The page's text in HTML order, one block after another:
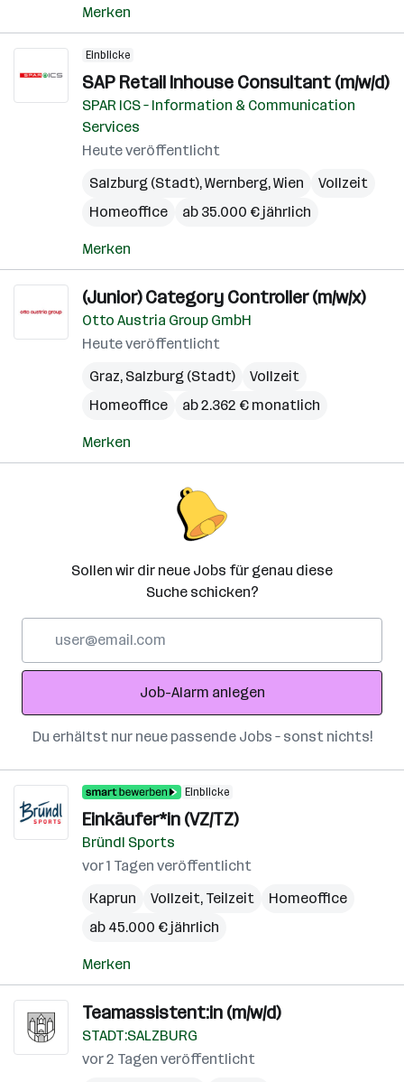
Merken
Einblicke
SAP Retail Inhouse Consultant (m/w/d)
SPAR ICS – Information & Communication
Services
Heute veröffentlicht
Salzburg (Stadt),Wernberg,Wien
Vollzeit
Homeoffice
ab 35.000 € jährlich
Merken
(Junior) Category Controller (m/w/x)
Otto Austria Group GmbH
Heute veröffentlicht
Graz, Salzburg (Stadt)
Vollzeit
Homeoffice
ab 2.362 € monatlich
Merken
Sollen wir dir neue Jobs für genau diese
Suche schicken?
Adresse
Job-Alarm anlegen
Du erhältst nur neue passende Jobs – sonst nichts!
Einblicke
Einkäufer*in (VZ/TZ)
Bründl Sports
vor 1 Tagen veröffentlicht
Kaprun
Vollzeit, Teilzeit
Homeoffice
ab 45.000 € jährlich
Merken
Teamassistent:in (m/w/d)
STADT:SALZBURG
vor 2 Tagen veröffentlicht